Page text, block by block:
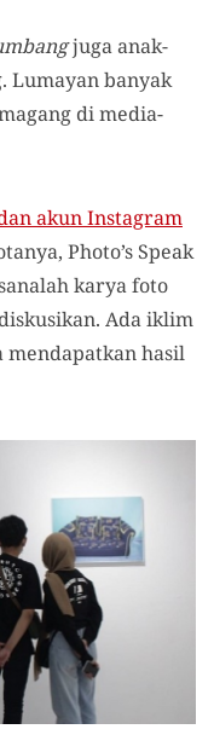
juga anak-
Lumayan banyak
di media-
akun Instagram
Photo’s Speak
karya foto
Ada iklim
hasil